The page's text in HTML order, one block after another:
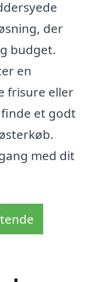
der
budget.
en
frisure eller
et godt
med dit